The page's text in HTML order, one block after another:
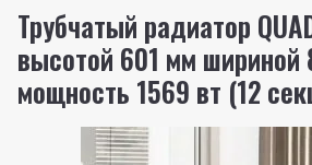
Трубчатый радиатор
высотой 601 мм шириной
мощность 1569 вт (12